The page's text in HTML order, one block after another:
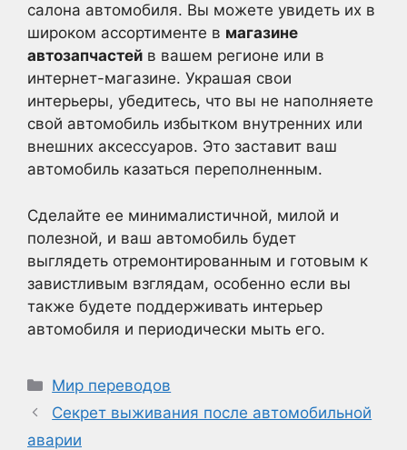
салона автомобиля. Вы можете увидеть их в
широком ассортименте в магазине
автозапчастей в вашем регионе или в
интернет-магазине. Украшая свои
интерьеры, убедитесь, что вы не наполняете
свой автомобиль избытком внутренних или
внешних аксессуаров. Это заставит ваш
автомобиль казаться переполненным.
Сделайте ее минималистичной, милой и
полезной, и ваш автомобиль будет
выглядеть отремонтированным и готовым к
завистливым взглядам, особенно если вы
также будете поддерживать интерьер
автомобиля и периодически мыть его.
Рубрики
Мир переводов
Секрет выживания после автомобильной
аварии